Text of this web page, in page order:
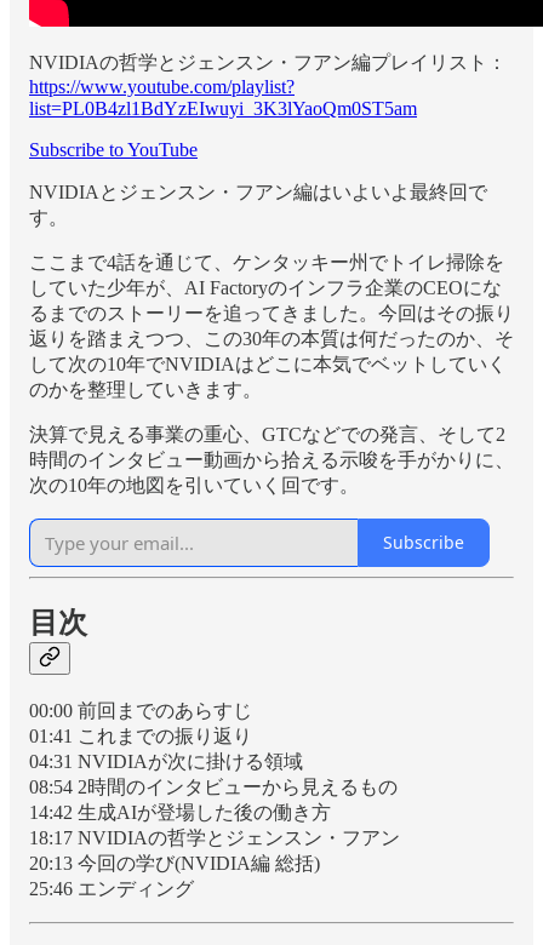
NVIDIAの哲学とジェンスン・フアン編プレイリスト：
https://www.youtube.com/playlist?
list=PL0B4zl1BdYzEIwuyi_3K3lYaoQm0ST5am
Subscribe to YouTube
NVIDIAとジェンスン・フアン編はいよいよ最終回で
す。
ここまで4話を通じて、ケンタッキー州でトイレ掃除を
していた少年が、AI Factoryのインフラ企業のCEOにな
るまでのストーリーを追ってきました。今回はその振り
返りを踏まえつつ、この30年の本質は何だったのか、そ
して次の10年でNVIDIAはどこに本気でベットしていく
のかを整理していきます。
決算で見える事業の重心、GTCなどでの発言、そして2
時間のインタビュー動画から拾える示唆を手がかりに、
次の10年の地図を引いていく回です。
Subscribe
目次
00:00 前回までのあらすじ
01:41 これまでの振り返り
04:31 NVIDIAが次に掛ける領域
08:54 2時間のインタビューから見えるもの
14:42 生成AIが登場した後の働き方
18:17 NVIDIAの哲学とジェンスン・フアン
20:13 今回の学び(NVIDIA編 総括)
25:46 エンディング